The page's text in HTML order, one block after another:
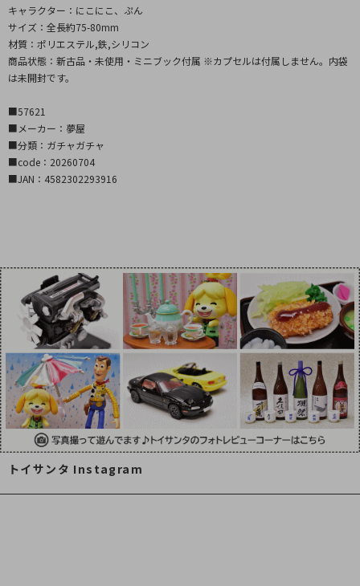
キャラクター：にこにこ、ぷん
サイズ：全長約75-80mm
材質：ポリエステル,鉄,シリコン
商品状態：新古品・未使用・ミニブック付属 ※カプセルは付属しません。内袋
は未開封です。
■57621
■メーカー：夢屋
■分類：ガチャガチャ
■code：20260704
■JAN：4582302293916
トイサンタ Instagram